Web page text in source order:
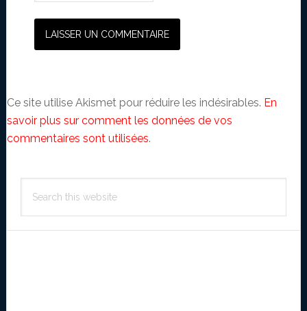
Ce site utilise Akismet pour réduire les indésirables. En
savoir plus sur comment les données de vos
commentaires sont utilisées.
Primary
Sidebar
this